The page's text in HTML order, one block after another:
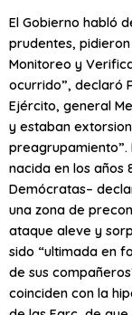
El Gobierno habló
prudentes,
Monitoreo y
ocurrido”, declaró
Ejército, general
y estaban
preagrupamiento”.
nacida en los años
Demócratas–
una zona de
ataque aleve y
sido “ultimada en
de sus
coinciden con la